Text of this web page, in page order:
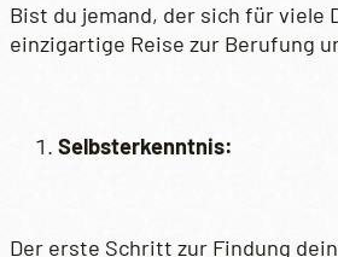
Bist du jemand, der sich für viele
einzigartige Reise zur Berufung
Selbsterkenntnis:
Der erste Schritt zur Findung